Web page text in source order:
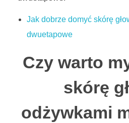
Jak dobrze domyć skórę
dwuetapowe
Czy warto
skórę
odżywkami